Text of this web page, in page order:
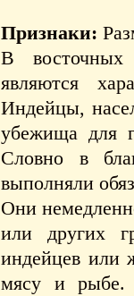
Признаки:
В восточных
являются
Индейцы,
убежища для
Словно в
выполняли
Они
или других
индейцев или
мясу и рыбе.